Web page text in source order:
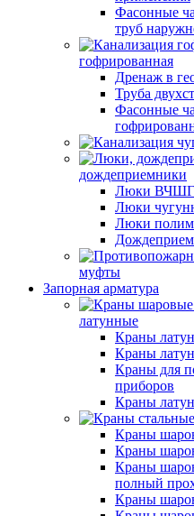
Фасонные
труб
гофрированная
Дренаж в
Труба
Фасонные
дождеприемники
Люки ВЧШГ
Люки
Люки
муфты
Запорная арматура
латунные
Краны
Краны
Краны для
приборов
Краны
Краны
Краны
Краны
полный
Краны